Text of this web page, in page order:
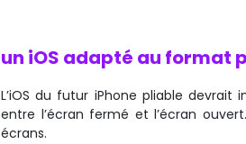
un iOS adapté au format
L’iOS du futur iPhone pliable
entre l’écran fermé et l’écran
écrans.